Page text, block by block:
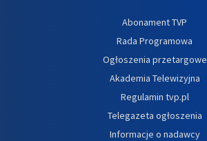
Abonament TVP
Rada Programowa
Ogłoszenia przetargowe
Akademia Telewizyjna
Regulamin tvp.pl
Telegazeta ogłoszenia
Informacje o nadawcy